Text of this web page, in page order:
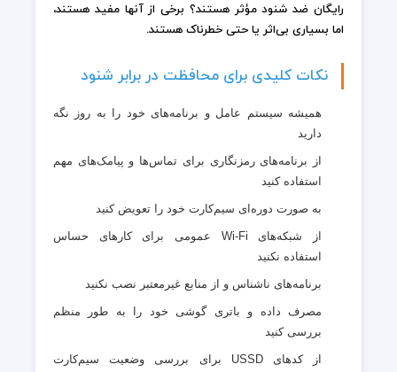
رایگان ضد شنود مؤثر هستند؟ برخی از آنها مفید هستند،
اما بسیاری بی‌اثر یا حتی خطرناک هستند.
نکات کلیدی برای محافظت در برابر شنود
همیشه سیستم عامل و برنامه‌های خود را به روز نگه
دارید
از برنامه‌های رمزنگاری برای تماس‌ها و پیامک‌های مهم
استفاده کنید
به صورت دوره‌ای سیم‌کارت خود را تعویض کنید
از شبکه‌های Wi-Fi عمومی برای کارهای حساس
استفاده نکنید
برنامه‌های ناشناس و از منابع غیرمعتبر نصب نکنید
مصرف داده و باتری گوشی خود را به طور منظم
بررسی کنید
از کدهای USSD برای بررسی وضعیت سیم‌کارت